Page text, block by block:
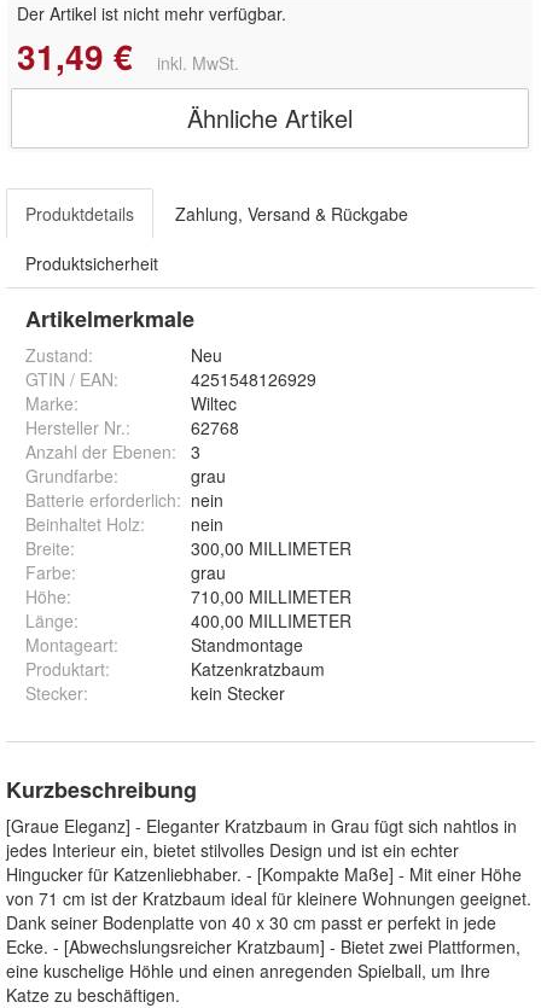
Der Artikel ist nicht mehr verfügbar.
31,49 € inkl. MwSt.
Ähnliche Artikel
Produktdetails Zahlung, Versand & Rückgabe
Produktsicherheit
Artikelmerkmale
Zustand:
Neu
GTIN / EAN:
4251548126929
Marke:
Wiltec
Hersteller Nr.:
62768
Anzahl der Ebenen:
3
Grundfarbe:
grau
Batterie erforderlich: nein
Beinhaltet Holz:
nein
Breite:
300,00 MILLIMETER
Farbe:
grau
Höhe:
710,00 MILLIMETER
Länge:
400,00 MILLIMETER
Montageart:
Standmontage
Produktart:
Katzenkratzbaum
Stecker: kein Stecker
Kurzbeschreibung
[Graue Eleganz] - Eleganter Kratzbaum in Grau fügt sich nahtlos in
jedes Interieur ein, bietet stilvolles Design und ist ein echter
Hingucker für Katzenliebhaber. - [Kompakte Maße] - Mit einer Höhe
von 71 cm ist der Kratzbaum ideal für kleinere Wohnungen geeignet.
Dank seiner Bodenplatte von 40 x 30 cm passt er perfekt in jede
Ecke. - [Abwechslungsreicher Kratzbaum] - Bietet zwei Plattformen,
eine kuschelige Höhle und einen anregenden Spielball, um Ihre
Katze zu beschäftigen.